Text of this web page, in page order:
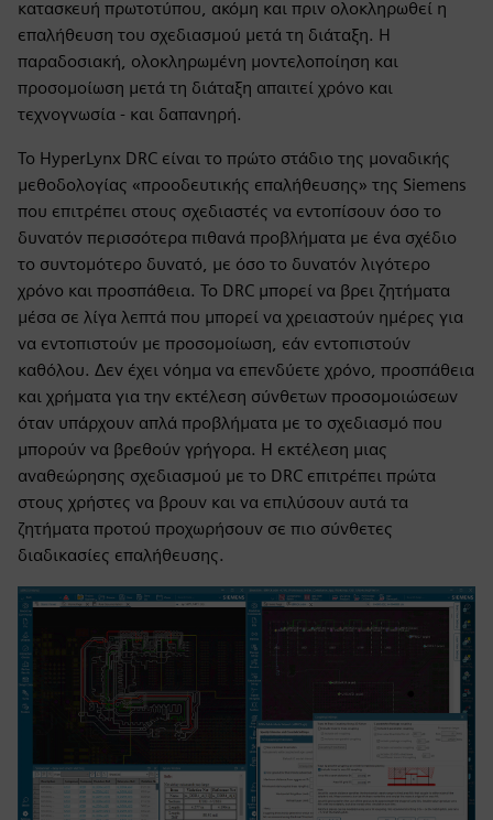
κατασκευή πρωτοτύπου, ακόμη και πριν ολοκληρωθεί η
επαλήθευση του σχεδιασμού μετά τη διάταξη. Η
παραδοσιακή, ολοκληρωμένη μοντελοποίηση και
προσομοίωση μετά τη διάταξη απαιτεί χρόνο και
τεχνογνωσία - και δαπανηρή.
Το HyperLynx DRC είναι το πρώτο στάδιο της μοναδικής
μεθοδολογίας «προοδευτικής επαλήθευσης» της Siemens
που επιτρέπει στους σχεδιαστές να εντοπίσουν όσο το
δυνατόν περισσότερα πιθανά προβλήματα με ένα σχέδιο
το συντομότερο δυνατό, με όσο το δυνατόν λιγότερο
χρόνο και προσπάθεια. Το DRC μπορεί να βρει ζητήματα
μέσα σε λίγα λεπτά που μπορεί να χρειαστούν ημέρες για
να εντοπιστούν με προσομοίωση, εάν εντοπιστούν
καθόλου. Δεν έχει νόημα να επενδύετε χρόνο, προσπάθεια
και χρήματα για την εκτέλεση σύνθετων προσομοιώσεων
όταν υπάρχουν απλά προβλήματα με το σχεδιασμό που
μπορούν να βρεθούν γρήγορα. Η εκτέλεση μιας
αναθεώρησης σχεδιασμού με το DRC επιτρέπει πρώτα
στους χρήστες να βρουν και να επιλύσουν αυτά τα
ζητήματα προτού προχωρήσουν σε πιο σύνθετες
διαδικασίες επαλήθευσης.